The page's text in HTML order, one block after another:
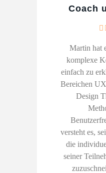
Coach
Martin hat
komplexe
einfach zu
Bereichen
Design
versteht es,
die
seiner